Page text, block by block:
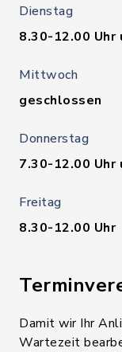
Dienstag
8.30-12.00 Uhr
Mittwoch
geschlossen
Donnerstag
7.30-12.00 Uhr
Freitag
8.30-12.00 Uhr
Damit wir Ihr
Wartezeit